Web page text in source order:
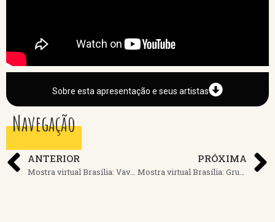
Sobre esta apresentação e seus artistas
Navegação
ANTERIOR
Mostra virtual Brasília: Vavá Afiouni
PRÓXIMA